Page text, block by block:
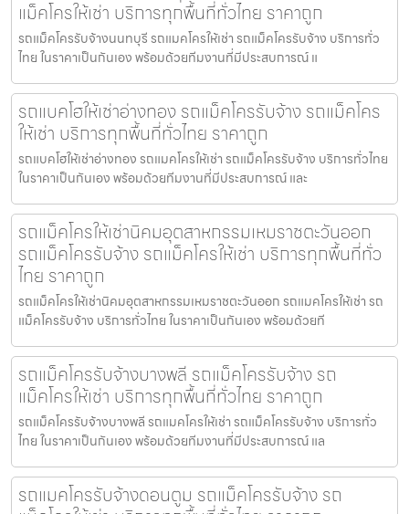
แม็คโครให้เช่า บริการทุกพื้นที่ทั่วไทย ราคาถูก
รถแม็คโครรับจ้างนนทบุรี รถแมคโครให้เช่า รถแม็คโครรับจ้าง บริการทั่ว
ไทย ในราคาเป็นกันเอง พร้อมด้วยทีมงานที่มีประสบการณ์ แ
รถแบคโฮให้เช่าอ่างทอง รถแม็คโครรับจ้าง รถแม็คโคร
ให้เช่า บริการทุกพื้นที่ทั่วไทย ราคาถูก
รถแบคโฮให้เช่าอ่างทอง รถแมคโครให้เช่า รถแม็คโครรับจ้าง บริการทั่วไทย
ในราคาเป็นกันเอง พร้อมด้วยทีมงานที่มีประสบการณ์ และ
รถแม็คโครให้เช่านิคมอุตสาหกรรมเหมราชตะวันออก
รถแม็คโครรับจ้าง รถแม็คโครให้เช่า บริการทุกพื้นที่ทั่ว
ไทย ราคาถูก
รถแม็คโครให้เช่านิคมอุตสาหกรรมเหมราชตะวันออก รถแมคโครให้เช่า รถ
แม็คโครรับจ้าง บริการทั่วไทย ในราคาเป็นกันเอง พร้อมด้วยที
รถแม็คโครรับจ้างบางพลี รถแม็คโครรับจ้าง รถ
แม็คโครให้เช่า บริการทุกพื้นที่ทั่วไทย ราคาถูก
รถแม็คโครรับจ้างบางพลี รถแมคโครให้เช่า รถแม็คโครรับจ้าง บริการทั่ว
ไทย ในราคาเป็นกันเอง พร้อมด้วยทีมงานที่มีประสบการณ์ แล
รถแมคโครรับจ้างดอนตูม รถแม็คโครรับจ้าง รถ